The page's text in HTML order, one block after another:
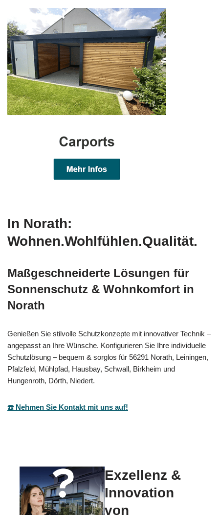
In Norath:
Wohnen.Wohlfühlen.Qualität.
Maßgeschneiderte Lösungen für
Sonnenschutz & Wohnkomfort in
Norath
Genießen Sie stilvolle Schutzkonzepte mit innovativer Technik –
angepasst an Ihre Wünsche. Konfigurieren Sie Ihre individuelle
Schutzlösung – bequem & sorglos für 56291 Norath, Leiningen,
Pfalzfeld, Mühlpfad, Hausbay, Schwall, Birkheim und
Hungenroth, Dörth, Niedert.
☎️ Nehmen Sie Kontakt mit uns auf!
Exzellenz &
Innovation
von